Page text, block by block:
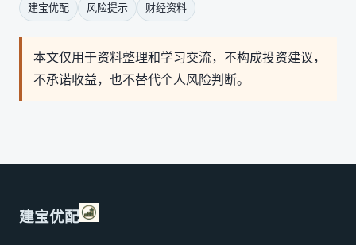
建宝优配 风险提示 财经资料
本文仅用于资料整理和学习交流，不构成投资建议，
不承诺收益，也不替代个人风险判断。
建宝优配